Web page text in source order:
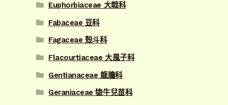
Euphorbiaceae 大戟科
Fabaceae 豆科
Fagaceae 殼斗科
Flacourtiaceae 大風子科
Gentianaceae 龍膽科
Geraniaceae 牻牛兒苗科